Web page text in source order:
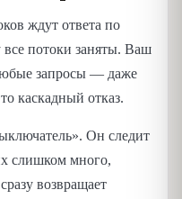
ждут ответа по
все потоки заняты. Ваш
запросы — даже
каскадный отказ.
Он следит
слишком много,
возвращает